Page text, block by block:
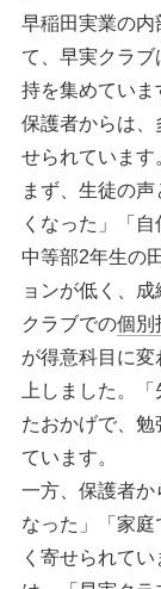
早稲田実業の内
て、早実クラ
持を集めてい
保護者からは
せられています
まず、生徒の
くなった」「
中等部2年生の
ョンが低く、
クラブでの個別
が得意科目に
上しました。
たおかげで、
ています。
一方、保護者か
なった」「家
く寄せられて